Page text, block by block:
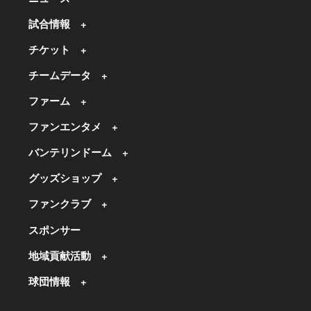
試合情報
チケット
チームデータ
ファーム
ファンエンタメ
バンテリンドーム
グッズショップ
ファンクラブ
スポンサー
地域貢献活動
球団情報